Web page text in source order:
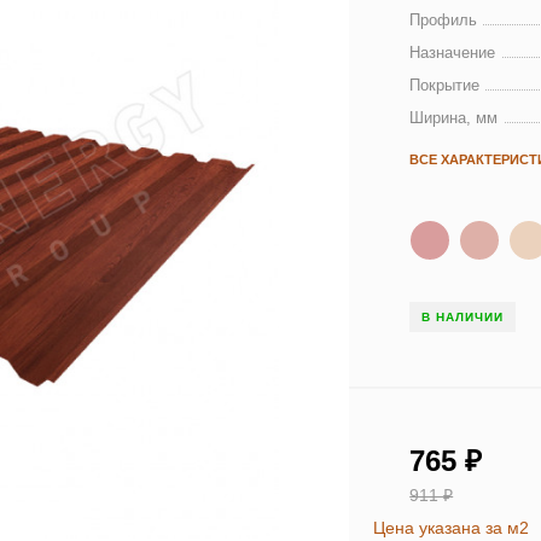
Профиль
Назначение
Покрытие
Ширина, мм
ВСЕ
В НАЛИЧИИ
765₽
911₽
Цена указана за м2